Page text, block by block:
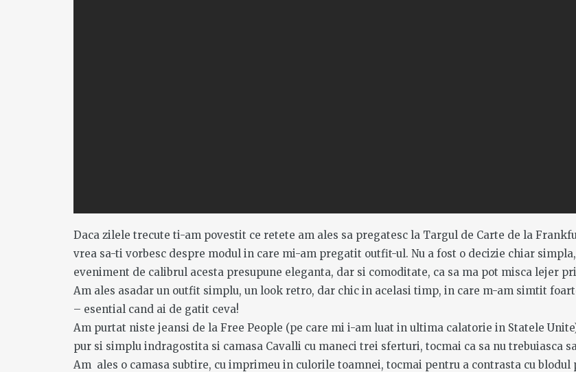
Daca zilele trecute ti-am povestit ce retete am ales sa pregatesc la Targul de Carte de la
vrea sa-ti vorbesc despre modul in care mi-am pregatit outfit-ul. Nu a fost o decizie chiar
eveniment de calibrul acesta presupune eleganta, dar si comoditate, ca sa ma pot misca lejer
Am ales asadar un outfit simplu, un look retro, dar chic in acelasi timp, in care m-am simtit
– esential cand ai de gatit ceva!
Am purtat niste jeansi de la Free People (pe care mi i-am luat in ultima calatorie in Statele
pur si simplu indragostita si camasa Cavalli cu maneci trei sferturi, tocmai ca sa nu trebuiasca
Am ales o camasa subtire, cu imprimeu in culorile toamnei, tocmai pentru a contrasta cu blodul